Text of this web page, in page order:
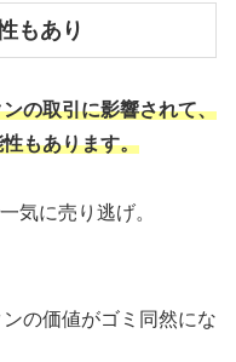
もあり
の取引に影響されて、
もあります。
気に売り逃げ。
の価値がゴミ同然にな